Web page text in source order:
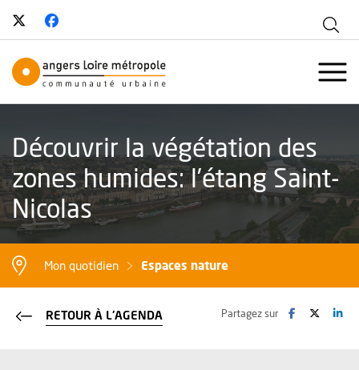
Suivez-nous sur Twitter
, Ouvre une nouvelle fenêtre
Angers Loire Métropole -
Découvrir la végétation des
zones humides: l’étang Saint-
Nicolas
Mon quotidien Espaces nature
Partagez sur Facebook
, Ouvre une
Twitter
, ,
RETOUR À L'AGENDA